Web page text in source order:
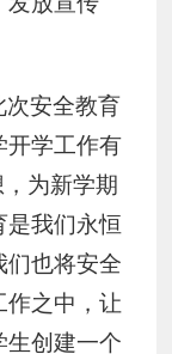
次安全教育
开学工作有
，为新学期
是我们永恒
们也将安全
作之中，让
生创建一个